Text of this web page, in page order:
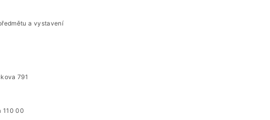
a vystavení
791
110 00